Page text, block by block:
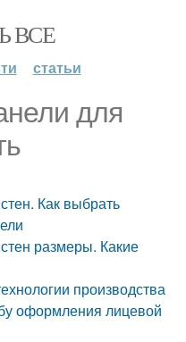
ВСЕ
статьи
для
Как выбрать
размеры. Какие
производства
оформления лицевой